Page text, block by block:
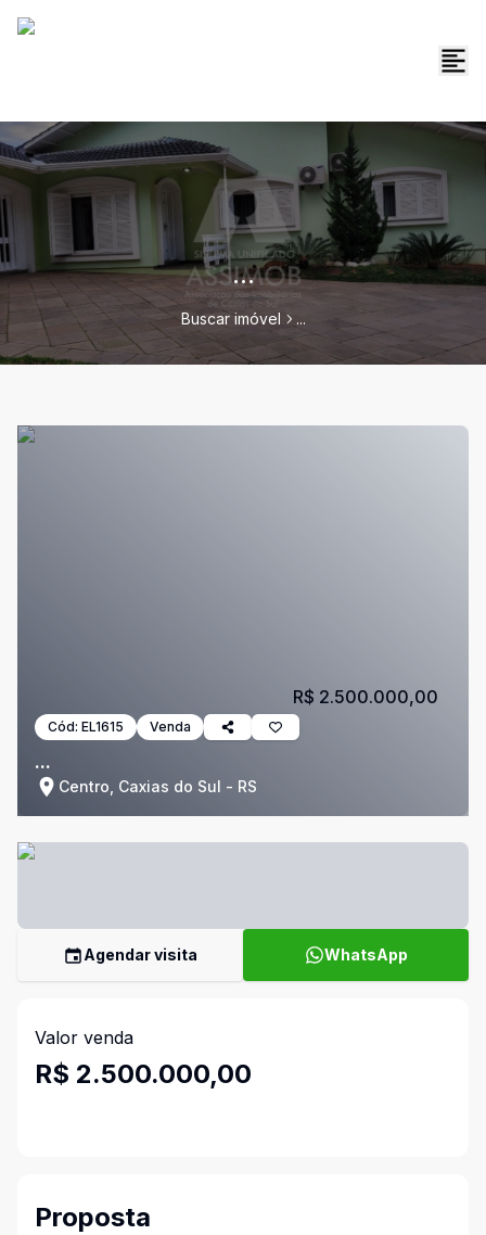
...
Buscar imóvel ...
Cód: EL1615 Venda
...
Centro, Caxias do Sul - RS
R$ 2.500.000,00
Agendar visita WhatsApp
Valor venda
R$ 2.500.000,00
Proposta